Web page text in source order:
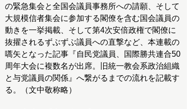
の緊急集会と全国会議員事務所への請願、そして
大規模信者集会に参加する閣僚を含む国会議員の
動きを一挙掲載、そして第4次安倍政権で閣僚に
抜擢されるずぶずぶ議員への直撃など、本連載の
嚆矢となった記事『自民党議員、国際勝共連合50
周年大会に複数名が出席。旧統一教会系政治組織
と与党議員の関係』へ繋がるまでの流れを記載す
る。（文中敬称略）